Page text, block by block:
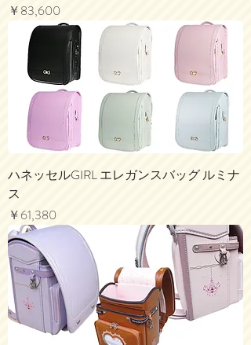
価格
￥83,600
ハネッセルGIRL エレガンスバッグ ルミナ
ス
価格
￥61,380